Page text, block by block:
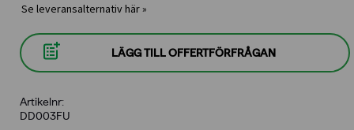
Se leveransalternativ här »
LÄGG TILL OFFERTFÖRFRÅGAN
Artikelnr:
DD003FU